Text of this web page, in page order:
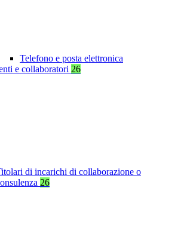
Telefono e posta elettronica
e collaboratori 26
di incarichi di collaborazione o
26